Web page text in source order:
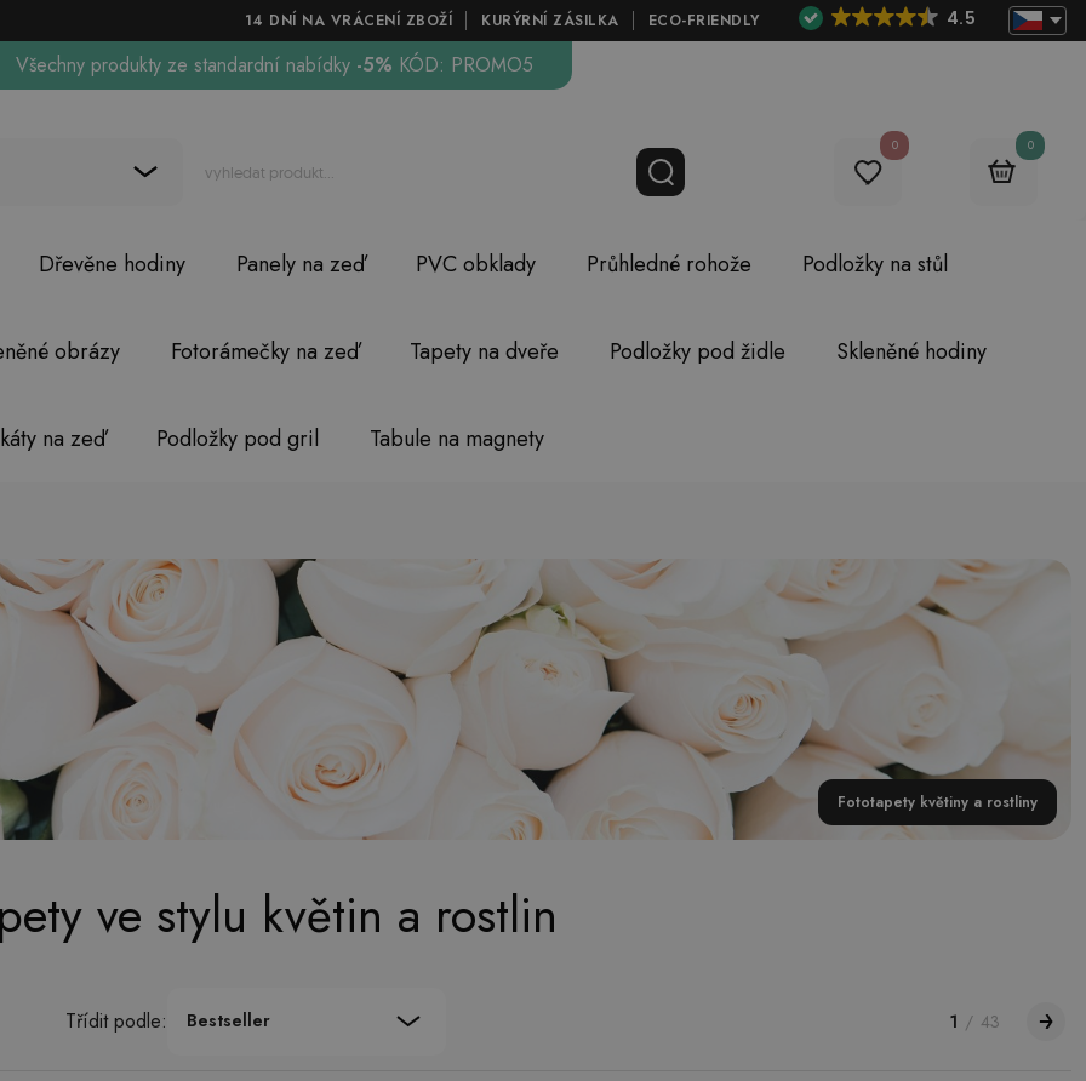
14 DNÍ NA VRÁCENÍ ZBOŽÍ KURÝRNÍ ZÁSILKA ECO-FRIENDLY 4.5
Všechny produkty ze standardní nabídky -5% KÓD: PROMO5
0 0
Dřevěne hodiny Panely na zeď PVC obklady Průhledné rohože Podložky na stůl
obrázy Fotorámečky na zeď Tapety na dveře Podložky pod židle Skleněné hodiny
na zeď Podložky pod gril Tabule na magnety
Fototapety květiny a rostliny
ve stylu květin a rostlin
Třídit podle: Bestseller 1 / 43